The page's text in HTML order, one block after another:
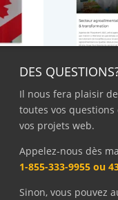
DES
Il nous fera plaisir
toutes vos
vos projets web.
Appelez-nous dès
1-855-333-9955 ou
Sinon, vous pouvez